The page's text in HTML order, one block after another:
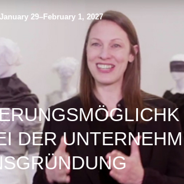
29–February 1, 2027
DER UNTERNEHM